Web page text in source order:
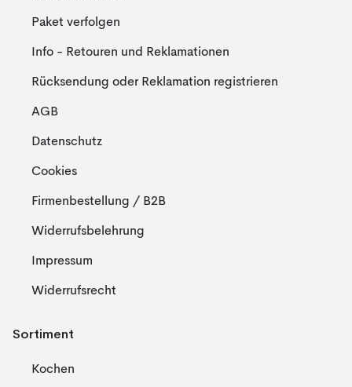
Paket verfolgen
Info - Retouren und Reklamationen
Rücksendung oder Reklamation registrieren
AGB
Datenschutz
Cookies
Firmenbestellung / B2B
Widerrufsbelehrung
Impressum
Widerrufsrecht
Sortiment
Kochen